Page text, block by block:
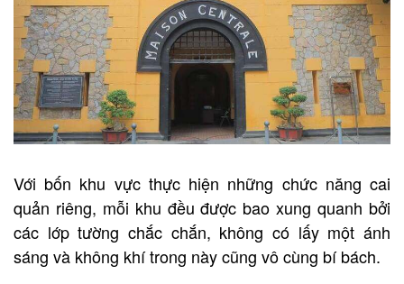
Với bốn khu vực thực hiện những chức năng cai
quản riêng, mỗi khu đều được bao xung quanh bởi
các lớp tường chắc chắn, không có lấy một ánh
sáng và không khí trong này cũng vô cùng bí bách.